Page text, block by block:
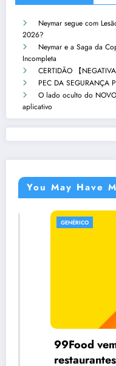
Neymar segue com
2026?
Neymar e a Saga da
Incompleta
CERTIDÃO 【
PEC DA SEGURANÇA
O lado oculto do
aplicativo
You May Have
99Food vem
restaurantes no